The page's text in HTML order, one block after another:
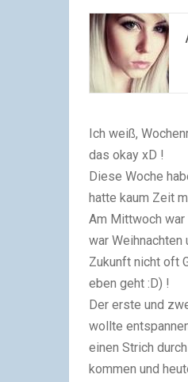
Ich weiß,
das okay xD !
Diese Woche
hatte kaum Zeit
Am Mittwoch war
war
Zukunft nicht oft
eben geht :D) !
Der erste und
wollte
einen Strich
kommen und